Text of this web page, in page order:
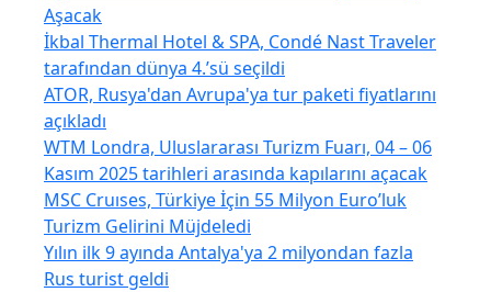
Aşacak
İkbal Thermal Hotel & SPA, Condé Nast Traveler
tarafından dünya 4.’sü seçildi
ATOR, Rusya'dan Avrupa'ya tur paketi fiyatlarını
açıkladı
WTM Londra, Uluslararası Turizm Fuarı, 04 – 06
Kasım 2025 tarihleri arasında kapılarını açacak
MSC Cruıses, Türkiye İçin 55 Milyon Euro’luk
Turizm Gelirini Müjdeledi
Yılın ilk 9 ayında Antalya'ya 2 milyondan fazla
Rus turist geldi